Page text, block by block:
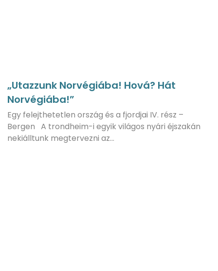
„Utazzunk Norvégiába! Hová? Hát
Norvégiába!”
Egy felejthetetlen ország és a fjordjai IV. rész –
Bergen A trondheim-i egyik világos nyári éjszakán
nekiálltunk megtervezni az…